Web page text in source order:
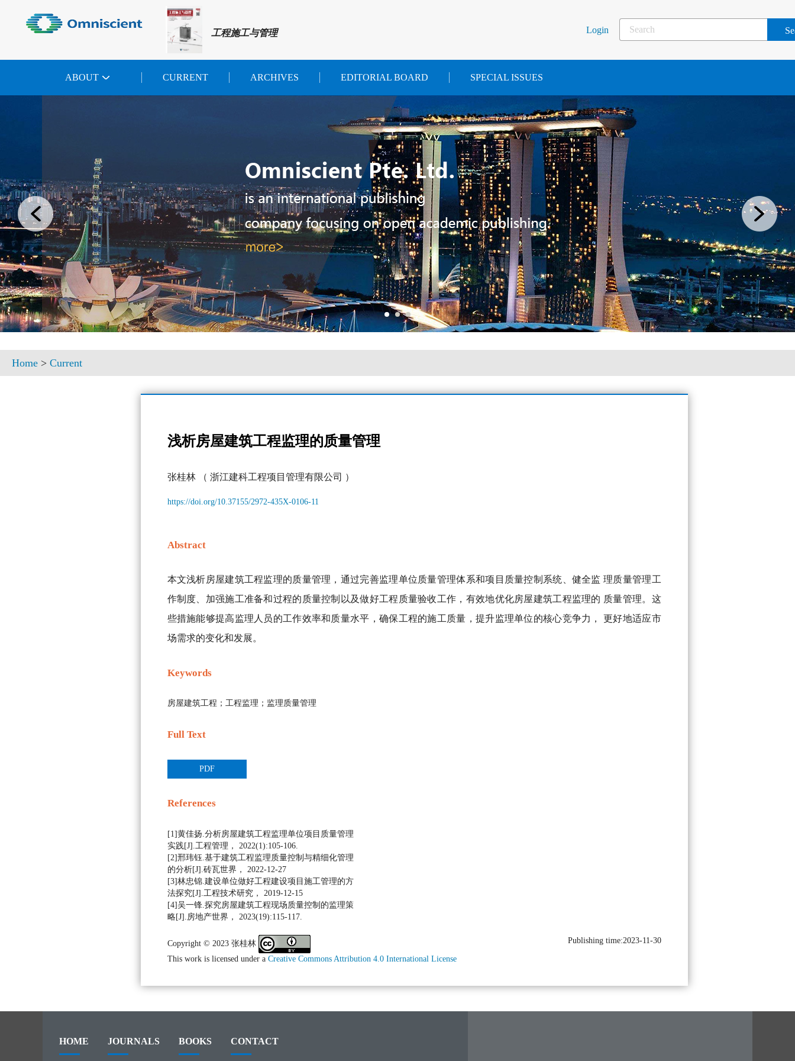
工程施工与管理 Login
ABOUT CURRENT ARCHIVES EDITORIAL BOARD SPECIAL ISSUES
Home > Current
浅析房屋建筑工程监理的质量管理
张桂林 （ 浙江建科工程项目管理有限公司 ）
https://doi.org/10.37155/2972-435X-0106-11
Abstract
本文浅析房屋建筑工程监理的质量管理，通过完善监理单位质量管理体系和项目质量控制系统、健全监 理质量管理工
作制度、加强施工准备和过程的质量控制以及做好工程质量验收工作，有效地优化房屋建筑工程监理的 质量管理。这
些措施能够提高监理人员的工作效率和质量水平，确保工程的施工质量，提升监理单位的核心竞争力， 更好地适应市
场需求的变化和发展。
Keywords
房屋建筑工程；工程监理；监理质量管理
Full Text
PDF
References
[1]黄佳扬.分析房屋建筑工程监理单位项目质量管理
实践[J].工程管理， 2022(1):105-106.
[2]邢玮钰.基于建筑工程监理质量控制与精细化管理
的分析[J].砖瓦世界， 2022-12-27
[3]林忠锦.建设单位做好工程建设项目施工管理的方
法探究[J].工程技术研究， 2019-12-15
[4]吴一锋.探究房屋建筑工程现场质量控制的监理策
略[J].房地产世界， 2023(19):115-117.
Copyright © 2023 张桂林 Publishing time:2023-11-30
This work is licensed under a Creative Commons Attribution 4.0 International License
HOME JOURNALS BOOKS CONTACT